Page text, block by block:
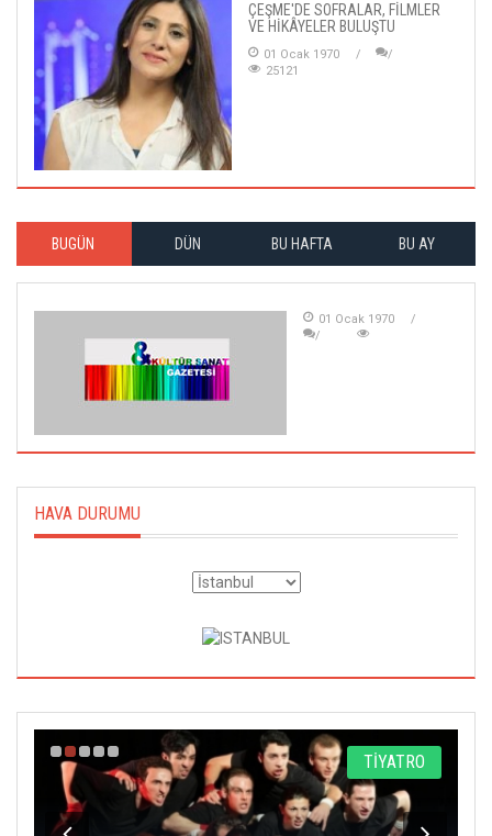
ÇEŞME'DE SOFRALAR, FİLMLER
VE HİKÂYELER BULUŞTU
01 Ocak 1970
25121
BUGÜN DÜN BU HAFTA BU AY
01 Ocak 1970
HAVA DURUMU
TİYATRO